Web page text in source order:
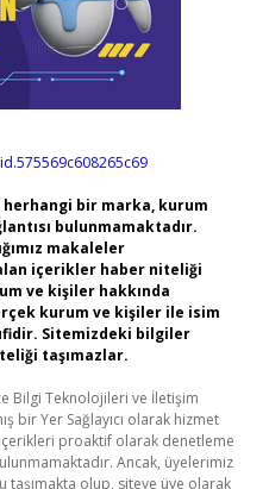
bir marka, kurum
bulunmamaktadır.
makaleler
içerikler haber niteliği
ve kişiler hakkında
kurum ve kişiler ile isim
Sitemizdeki bilgiler
taşımazlar.
Bilgi Teknolojileri ve İletişim
bir Yer Sağlayıcı olarak hizmet
proaktif olarak denetleme
Ancak, üyelerimiz
taşımakta olup, siteye üye olarak